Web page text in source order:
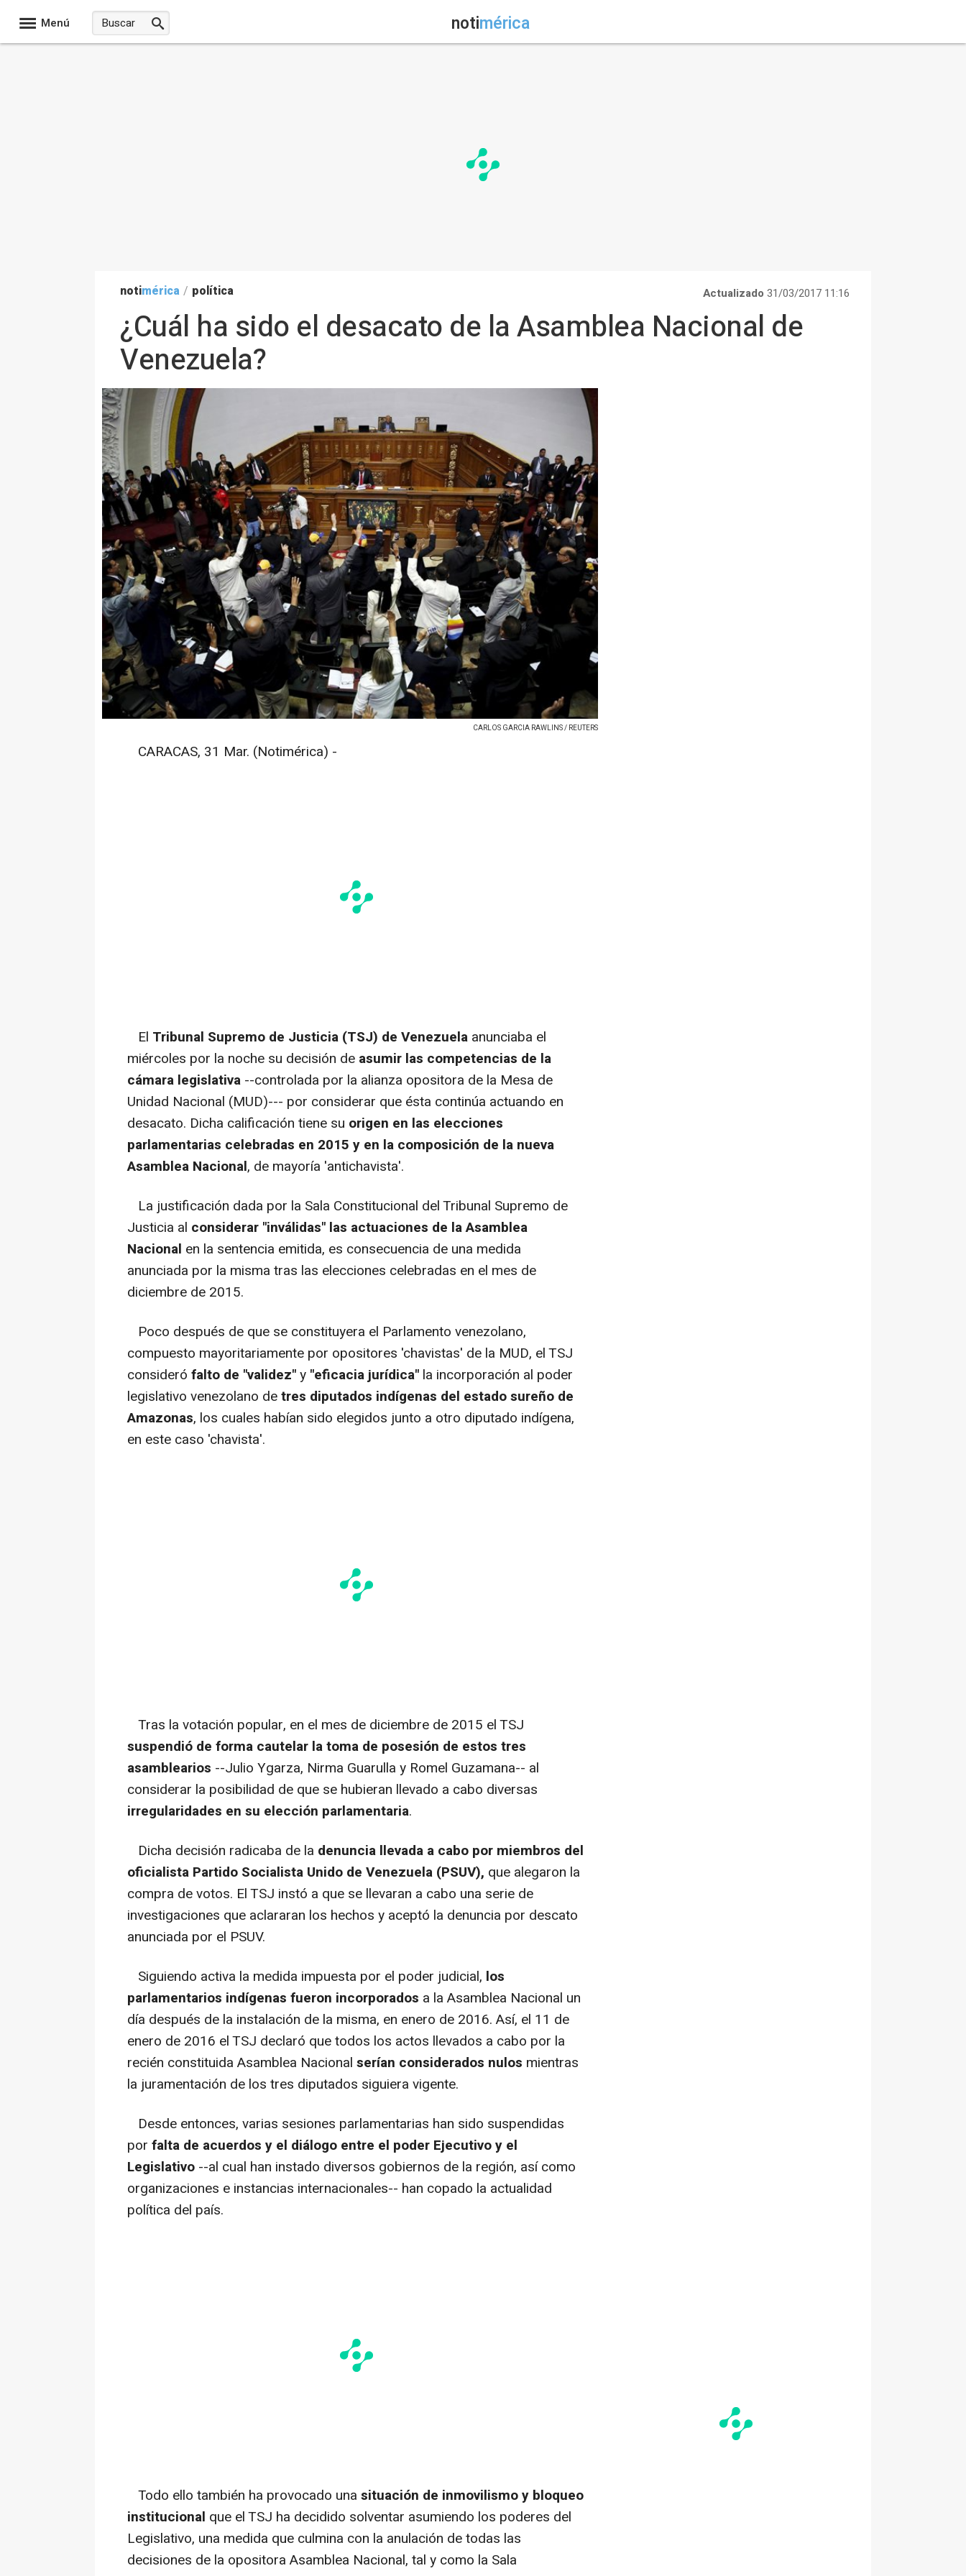
Menú notimérica
notimérica / política Actualizado 31/03/2017 11:16
¿Cuál ha sido el desacato de la Asamblea Nacional de
Venezuela?
CARLOS GARCIA RAWLINS / REUTERS
CARACAS, 31 Mar. (Notimérica) -
El Tribunal Supremo de Justicia (TSJ) de Venezuela anunciaba el
miércoles por la noche su decisión de asumir las competencias de la
cámara legislativa --controlada por la alianza opositora de la Mesa de
Unidad Nacional (MUD)--- por considerar que ésta continúa actuando en
desacato. Dicha calificación tiene su origen en las elecciones
parlamentarias celebradas en 2015 y en la composición de la nueva
Asamblea Nacional, de mayoría 'antichavista'.
La justificación dada por la Sala Constitucional del Tribunal Supremo de
Justicia al considerar "inválidas" las actuaciones de la Asamblea
Nacional en la sentencia emitida, es consecuencia de una medida
anunciada por la misma tras las elecciones celebradas en el mes de
diciembre de 2015.
Poco después de que se constituyera el Parlamento venezolano,
compuesto mayoritariamente por opositores 'chavistas' de la MUD, el TSJ
consideró falto de "validez"y "eficacia jurídica" la incorporación al poder
legislativo venezolano detres diputados indígenas del estado sureño de
Amazonas, los cuales habían sido elegidos junto a otro diputado indígena,
en este caso 'chavista'.
Tras la votación popular, en el mes de diciembre de 2015 el TSJ
suspendió de forma cautelar la toma de posesión de estos tres
asamblearios --Julio Ygarza, Nirma Guarulla y Romel Guzamana-- al
considerar la posibilidad de que se hubieran llevado a cabo diversas
irregularidades en su elección parlamentaria.
Dicha decisión radicaba de la denuncia llevada a cabo por miembros del
oficialista Partido Socialista Unido de Venezuela (PSUV), que alegaron la
compra de votos. El TSJ instó a que se llevaran a cabo una serie de
investigaciones que aclararan los hechos y aceptó la denuncia por descato
anunciada por el PSUV.
Siguiendo activa la medida impuesta por el poder judicial, los
parlamentarios indígenas fueron incorporados a la Asamblea Nacional un
día después de la instalación de la misma, en enero de 2016. Así, el 11 de
enero de 2016 el TSJ declaró que todos los actos llevados a cabo por la
recién constituida Asamblea Nacional serían considerados nulos mientras
la juramentación de los tres diputados siguiera vigente.
Desde entonces, varias sesiones parlamentarias han sido suspendidas
por falta de acuerdos y el diálogo entre el poder Ejecutivo y el
Legislativo --al cual han instado diversos gobiernos de la región, así como
organizaciones e instancias internacionales-- han copado la actualidad
política del país.
Todo ello también ha provocado una situación de inmovilismo y bloqueo
institucional que el TSJ ha decidido solventar asumiendo los poderes del
Legislativo, una medida que culmina con la anulación de todas las
decisiones de la opositora Asamblea Nacional, tal y como la Sala